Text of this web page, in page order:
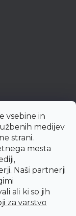
vsebine in
medijev
strani.
mesta
Naši partnerji
ali ki so jih
za varstvo